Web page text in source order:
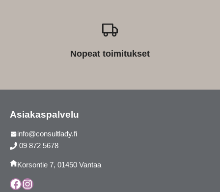
Nopeat toimitukset
Asiakaspalvelu
info@consultlady.fi
09 872 5678
Korsontie 7, 01450 Vantaa
Facebook
Instagram